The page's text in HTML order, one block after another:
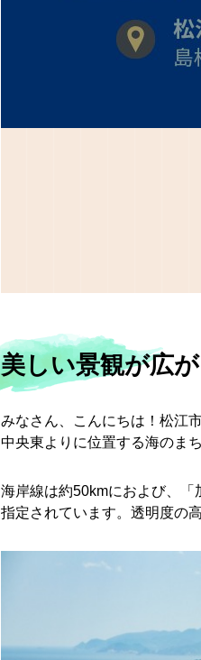
美しい景観が広
みなさん、こんにちは！松江
中央東よりに位置する海のま
海岸線は約50kmにおよび、
指定されています。透明度の